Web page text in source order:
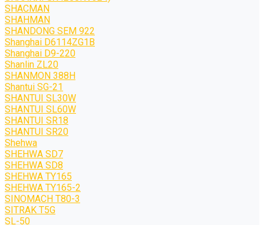
SHACMAN
SHAHMAN
SHANDONG SEM 922
Shanghai D6114ZG1B
Shanghai D9-220
Shanlin ZL20
SHANMON 388H
Shantui SG-21
SHANTUI SL30W
SHANTUI SL60W
SHANTUI SR18
SHANTUI SR20
Shehwa
SHEHWA SD7
SHEHWA SD8
SHEHWA TY165
SHEHWA TY165-2
SINOMACH T80-3
SITRAK T5G
SL-50